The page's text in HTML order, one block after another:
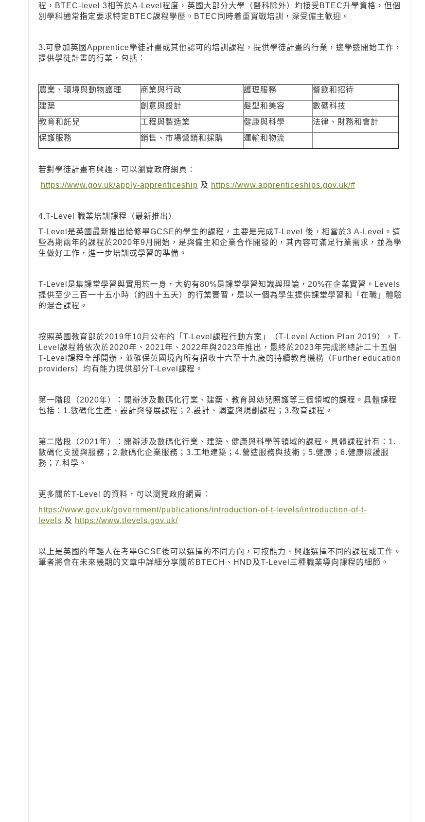
程，BTEC-level 3相等於A-Level程度，英國大部分大學（醫科除外）均接受BTEC升學資格，但個
別學科通常指定要求特定BTEC課程學歷。BTEC同時着重實戰培訓，深受僱主歡迎。
3.可參加英國Apprentice學徒計畫或其他認可的培訓課程，提供學徒計畫的行業，邊學邊開始工作，
提供學徒計畫的行業，包括：
農業、環境與動物護理 商業與行政 護理服務
餐飲和招待
建築
創意與設計 髮型和美容
數碼科技
教育和託兒
工程與製造業 健康與科學
法律、財務和會計
保護服務
銷售、市場營銷和採購 運輸和物流
若對學徒計畫有興趣，可以瀏覽政府網頁：
https://www.gov.uk/apply-apprenticeship 及 https://www.apprenticeships.gov.uk/#
4.T-Level 職業培訓課程（最新推出）
T-Level是英國最新推出給修畢GCSE的學生的課程，主要是完成T-Level 後，相當於3 A-Level。這
些為期兩年的課程於2020年9月開始，是與僱主和企業合作開發的，其內容可滿足行業需求，並為學
生做好工作，進一步培訓或學習的準備。
T-Level是集課堂學習與實用於一身，大約有80%是課堂學習知識與理論，20%在企業實習。Levels
提供至少三百一十五小時（約四十五天）的行業實習，是以一個為學生提供課堂學習和「在職」體驗
的混合課程。
按照英國教育部於2019年10月公布的「T-Level課程行動方案」（T-Level Action Plan 2019），T-
Level課程將依次於2020年、2021年、2022年與2023年推出，最終於2023年完成將總計二十五個
T-Level課程全部開辦，並確保英國境內所有招收十六至十九歲的持續教育機構（Further education
providers）均有能力提供部分T-Level課程。
第一階段（2020年）：開辦涉及數碼化行業、建築、教育與幼兒照護等三個領域的課程。具體課程
包括：1.數碼化生產、設計與發展課程；2.設計、調查與規劃課程；3.教育課程。
第二階段（2021年）：開辦涉及數碼化行業、建築、健康與科學等領域的課程。具體課程計有：1.
數碼化支援與服務；2.數碼化企業服務；3.工地建築；4.營造服務與技術；5.健康；6.健康照護服
務；7.科學。
更多關於T-Level 的資料，可以瀏覽政府網頁：
https://www.gov.uk/government/publications/introduction-of-t-levels/introduction-of-t-
levels 及 https://www.tlevels.gov.uk/
以上是英國的年輕人在考畢GCSE後可以選擇的不同方向，可按能力、興趣選擇不同的課程或工作。
筆者將會在未來幾期的文章中詳細分享關於BTECH、HND及T-Level三種職業導向課程的細節。